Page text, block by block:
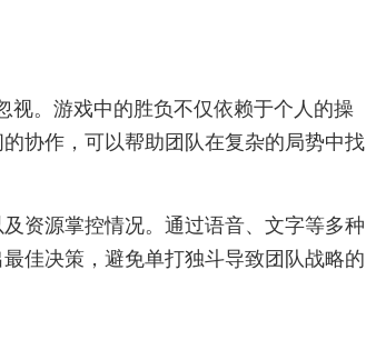
视。游戏中的胜负不仅依赖于个人的操
协作，可以帮助团队在复杂的局势中找
资源掌控情况。通过语音、文字等多种
佳决策，避免单打独斗导致团队战略的